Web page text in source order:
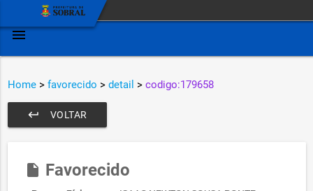
menu
Home > favorecido > detail > codigo:179658
VOLTAR
keyboard_return
insert_drive_file Favorecido